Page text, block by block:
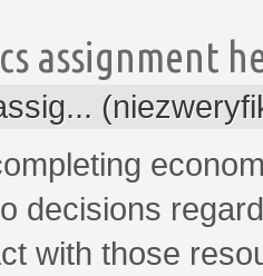
assignment
decisions
with those